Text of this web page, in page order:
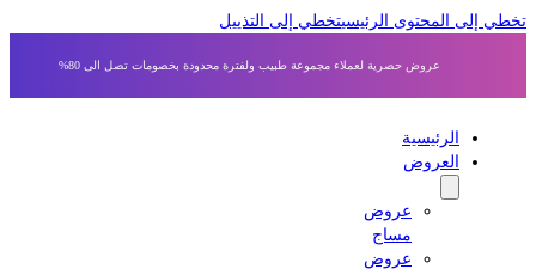
إلى المحتوى الرئيسي تخطي إلى التذييل
عروض حصرية لعملاء مجموعة طبيب ولفترة محدودة بخصومات تصل الى 80%
الرئيسية
العروض
عروض
مساج
عروض